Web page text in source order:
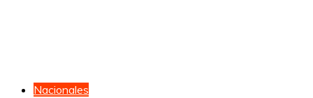
Nacionales